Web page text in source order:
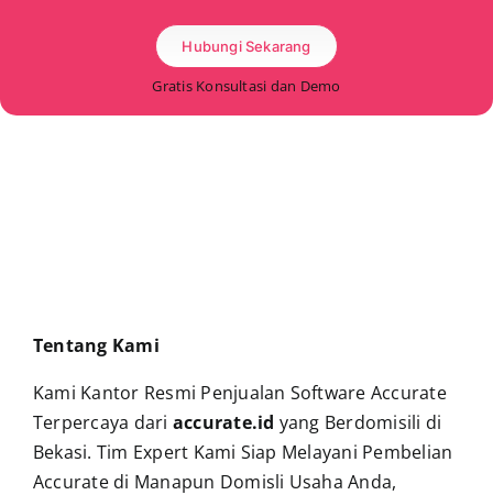
Hubungi Sekarang
Gratis Konsultasi dan Demo
Tentang Kami
Kami Kantor Resmi Penjualan Software Accurate
Terpercaya dari accurate.id yang Berdomisili di
Bekasi. Tim Expert Kami Siap Melayani Pembelian
Accurate di Manapun Domisli Usaha Anda,